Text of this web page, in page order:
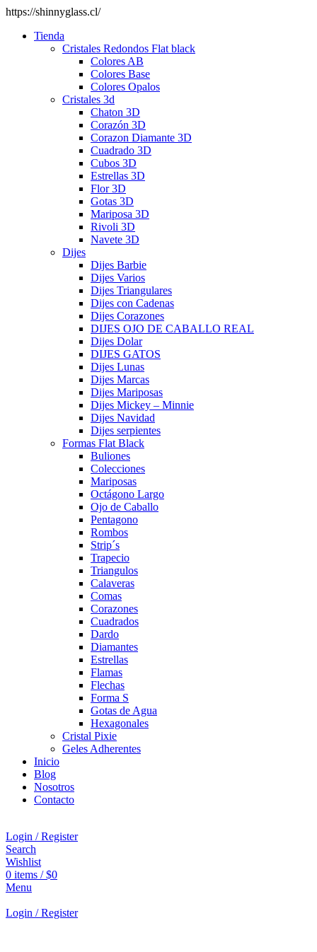
https://shinnyglass.cl/
Tienda
Cristales Redondos Flat black
Colores AB
Colores Base
Colores Opalos
Cristales 3d
Chaton 3D
Corazón 3D
Corazon Diamante 3D
Cuadrado 3D
Cubos 3D
Estrellas 3D
Flor 3D
Gotas 3D
Mariposa 3D
Rivoli 3D
Navete 3D
Dijes
Dijes Barbie
Dijes Varios
Dijes Triangulares
Dijes con Cadenas
Dijes Corazones
DIJES OJO DE CABALLO REAL
Dijes Dolar
DIJES GATOS
Dijes Lunas
Dijes Marcas
Dijes Mariposas
Dijes Mickey – Minnie
Dijes Navidad
Dijes serpientes
Formas Flat Black
Buliones
Colecciones
Mariposas
Octágono Largo
Ojo de Caballo
Pentagono
Rombos
Strip´s
Trapecio
Triangulos
Calaveras
Comas
Corazones
Cuadrados
Dardo
Diamantes
Estrellas
Flamas
Flechas
Forma S
Gotas de Agua
Hexagonales
Cristal Pixie
Geles Adherentes
Inicio
Blog
Nosotros
Contacto
Login / Register
Search
Wishlist
0 items / $0
Menu
Login / Register